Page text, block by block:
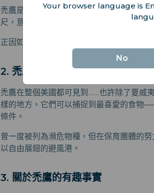
禿鷹是非常大型的鳥類，確實十分壯觀。
尺，意味著它們的翅膀大約與一道前門的
正因如此，它們能夠在天空中馳騁，猶如
2. 禿鷹的棲息地與分佈範圍
禿鷹在整個美國都可見到……也許除了夏威
樣的地方，它們可以捕捉到最喜愛的食物
條件。
曾一度被列為瀕危物種，但在保育團體的
以自由展翅的避風港。
3. 關於禿鷹的有趣事實
Your browser language is
No